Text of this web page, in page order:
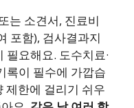
는 소견서, 진료비
포함), 검사결과지
요해요. 도수치료·
록이 필수에 가깝습
제한에 걸리기 쉬우